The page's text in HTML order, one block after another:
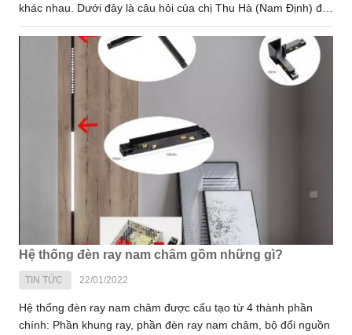
khác nhau. Dưới đây là câu hỏi của chị Thu Hà (Nam Định) đã
gửi về cho chuyên mục "Tư vấn - Hỏi đáp" của VIRGO
LIGHTING hỏi về kích thước đèn ray nam châm cho phòng
khách và bếp với nội dung như sau:
Hệ thống đèn ray nam châm gồm những gì?
TIN TỨC 22/01/2022
Hệ thống đèn ray nam châm được cấu tạo từ 4 thành phần
chính: Phần khung ray, phần đèn ray nam châm, bộ đổi nguồn